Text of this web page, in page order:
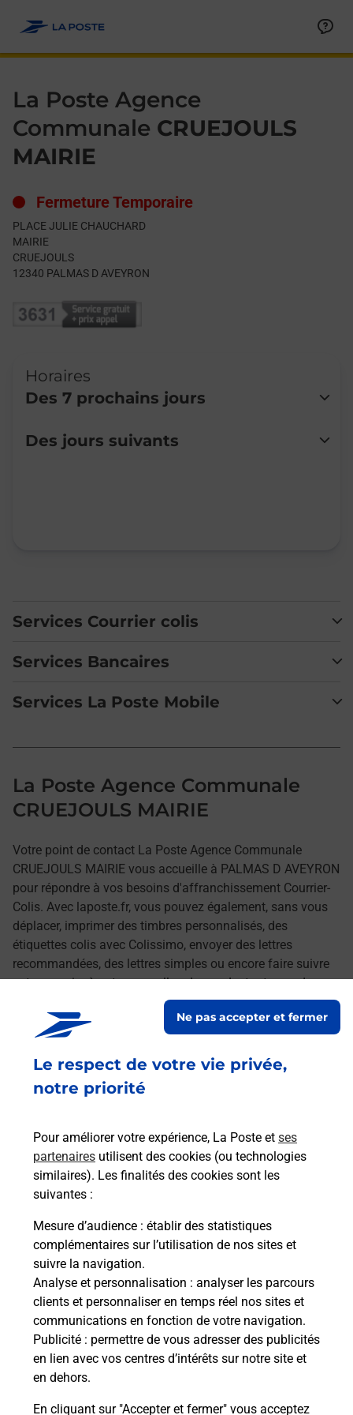
Le respect de votre vie privée,
notre priorité
Pour améliorer votre expérience, La Poste et ses
partenaires utilisent des cookies (ou technologies
similaires). Les finalités des cookies sont les
suivantes :
Mesure d’audience : établir des statistiques
complémentaires sur l’utilisation de nos sites et
suivre la navigation.
Analyse et personnalisation : analyser les parcours
clients et personnaliser en temps réel nos sites et
communications en fonction de votre navigation.
Publicité : permettre de vous adresser des publicités
en lien avec vos centres d’intérêts sur notre site et
en dehors.
En cliquant sur "Accepter et fermer" vous acceptez
Ne pas accepter et fermer
La Poste Agence
Communale CRUEJOULS
MAIRIE
Fermeture Temporaire
PLACE JULIE CHAUCHARD
MAIRIE
CRUEJOULS
12340 PALMAS D AVEYRON
Horaires
Des 7 prochains jours
Lundi
Fermé
Des jours suivants
Services Courrier colis
Services Bancaires
Services La Poste Mobile
La Poste Agence Communale
CRUEJOULS MAIRIE
Votre point de contact La Poste Agence Communale
CRUEJOULS MAIRIE vous accueille à PALMAS D AVEYRON
pour répondre à vos besoins d'affranchissement Courrier-
Colis. Avec laposte.fr, vous pouvez également, sans vous
déplacer, imprimer des timbres personnalisés, des
étiquettes colis avec Colissimo, envoyer des lettres
recommandées, des lettres simples ou encore faire suivre
votre courrier à votre nouvelle adresse. Le tout quand vous
La Poste